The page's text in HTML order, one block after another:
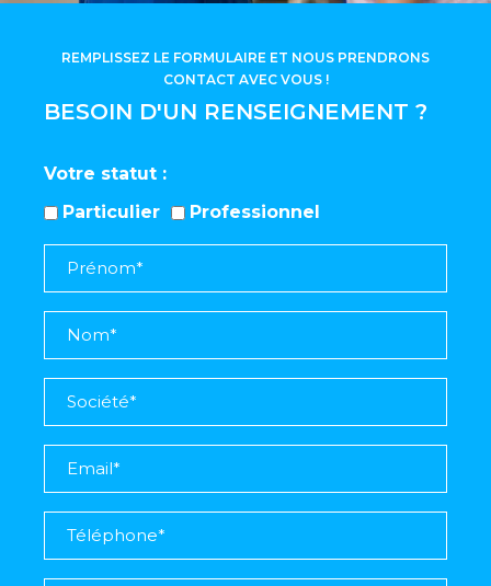
BESOIN D'UN RENSEIGNEMENT ?
REMPLISSEZ LE FORMULAIRE ET NOUS PRENDRONS
CONTACT AVEC VOUS !
Votre statut
Particulier
Professionnel